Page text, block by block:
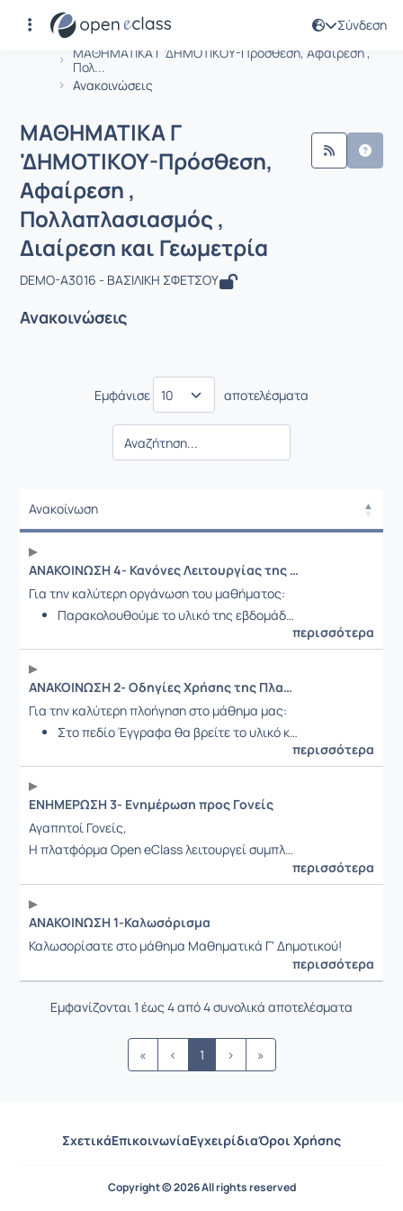
Σύνδεση
Αρχική Σελίδα
ΜΑΘΗΜΑΤΙΚΑ Γ 'ΔΗΜΟΤΙΚΟΥ-Πρόσθεση, Αφαίρεση ,
Πολ...
Ανακοινώσεις
Μάθημα : ΜΑΘΗΜΑΤΙΚΑ Γ
ΜΑΘΗΜΑΤΙΚΑ Γ
'ΔΗΜΟΤΙΚΟΥ-Πρόσθεση,
Αφαίρεση ,
Πολλαπλασιασμός ,
Διαίρεση και Γεωμετρία
DEMO-A3016 - ΒΑΣΙΛΙΚΗ ΣΦΕΤΣΟΥ
Ανακοινώσεις
Εμφάνισε αποτελέσματα
Ανακοίνωση
ΑΝΑΚΟΙΝΩΣΗ 4- Κανόνες Λειτουργίας της Ηλεκτρονικής Τάξης
Για την καλύτερη οργάνωση του μαθήματος:
Παρακολουθούμε το υλικό της εβδομάδ…
περισσότερα
ΑΝΑΚΟΙΝΩΣΗ 2- Οδηγίες Χρήσης της Πλατφόρμας
Για την καλύτερη πλοήγηση στο μάθημα μας:
Στο πεδίο Έγγραφα θα βρείτε το υλικό κ…
περισσότερα
ΕΝΗΜΕΡΩΣΗ 3- Ενημέρωση προς Γονείς
Αγαπητοί Γονείς,
Η πλατφόρμα Open eClass λειτουργεί συμπλ…
περισσότερα
ΑΝΑΚΟΙΝΩΣΗ 1-Καλωσόρισμα
Καλωσορίσατε στο μάθημα Μαθηματικά Γ' Δημοτικού!
περισσότερα
Εμφανίζονται 1 έως 4 από 4 συνολικά αποτελέσματα
« ‹ 1 › »
ΣχετικάΕπικοινωνίαΕγχειρίδιαΌροι Χρήσης
Copyright © 2026 All rights reserved